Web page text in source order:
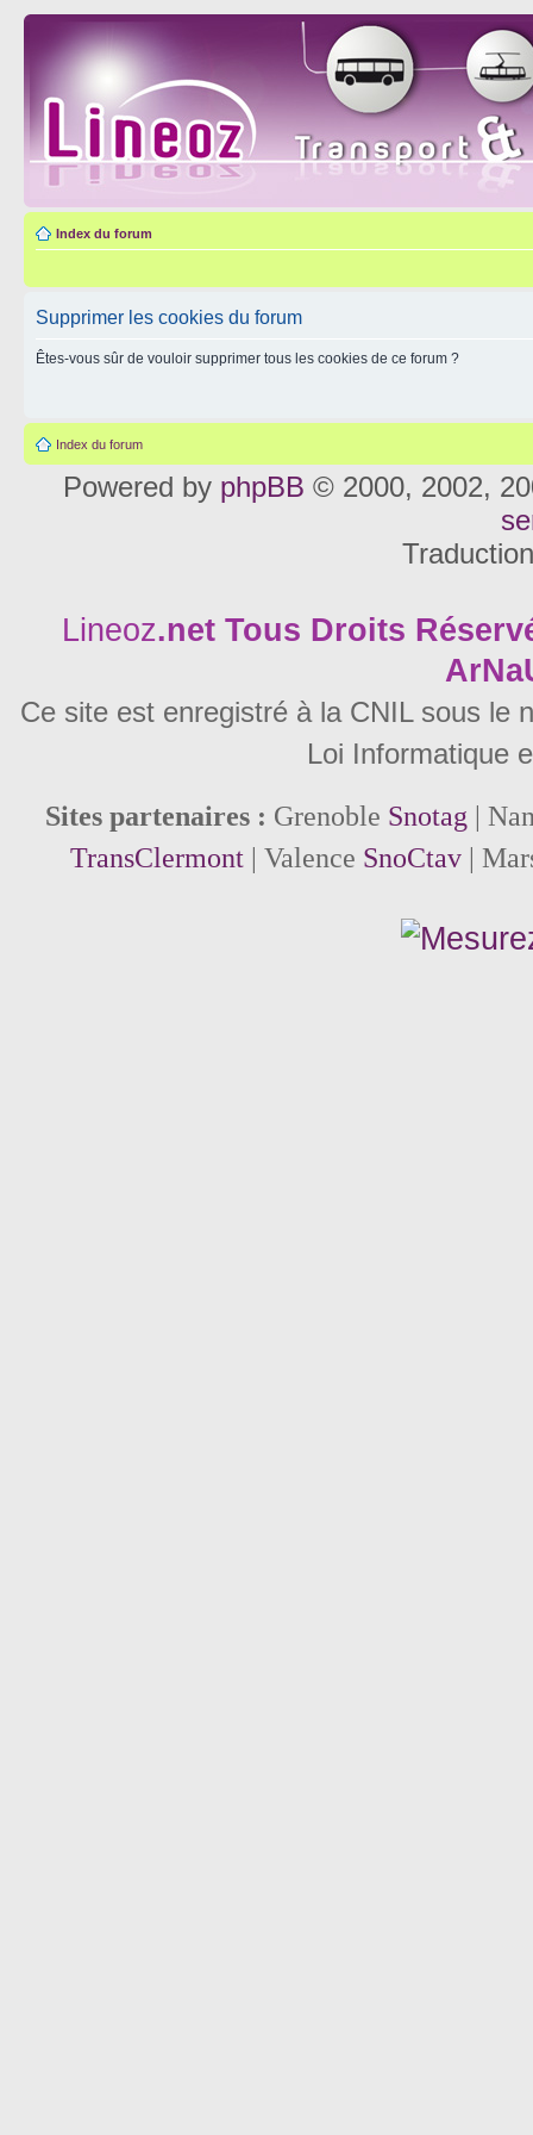
Index du forum
Supprimer les cookies du forum
Êtes-vous sûr de vouloir supprimer tous les cookies de ce forum ?
Index du forum
Powered by phpBB © 2000, 2002,
Lineoz.net Tous Droits
Ce site est enregistré à la CNIL sous le
Loi Informatique
Sites partenaires : Grenoble Snotag |
TransClermont| Valence SnoCtav|